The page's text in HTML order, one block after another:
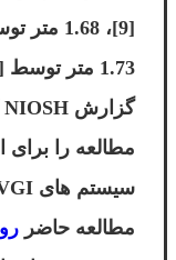
مطالعه را برای
مطالعه حاضر